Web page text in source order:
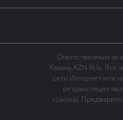
Ответственным за
Казань KZN.RU».
сети Интернет или
ретрансляции
ссылка).